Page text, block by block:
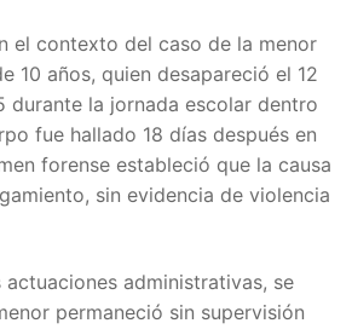
el contexto del caso de la menor
10 años, quien desapareció el 12
durante la jornada escolar dentro
fue hallado 18 días después en
forense estableció que la causa
sin evidencia de violencia
administrativas, se
permaneció sin supervisión